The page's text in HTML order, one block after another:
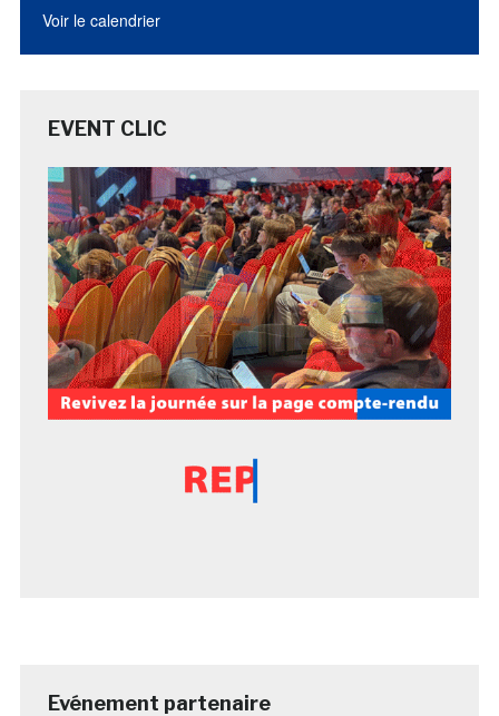
Voir le calendrier
EVENT CLIC
Evénement partenaire